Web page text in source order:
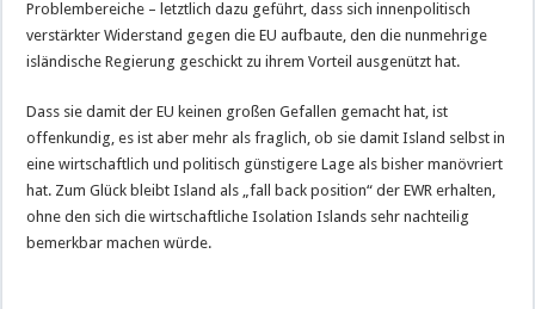
Problembereiche – letztlich dazu geführt, dass sich innenpolitisch
verstärkter Widerstand gegen die EU aufbaute, den die nunmehrige
isländische Regierung geschickt zu ihrem Vorteil ausgenützt hat.
Dass sie damit der EU keinen großen Gefallen gemacht hat, ist
offenkundig, es ist aber mehr als fraglich, ob sie damit Island selbst in
eine wirtschaftlich und politisch günstigere Lage als bisher manövriert
hat. Zum Glück bleibt Island als „fall back position“ der EWR erhalten,
ohne den sich die wirtschaftliche Isolation Islands sehr nachteilig
bemerkbar machen würde.